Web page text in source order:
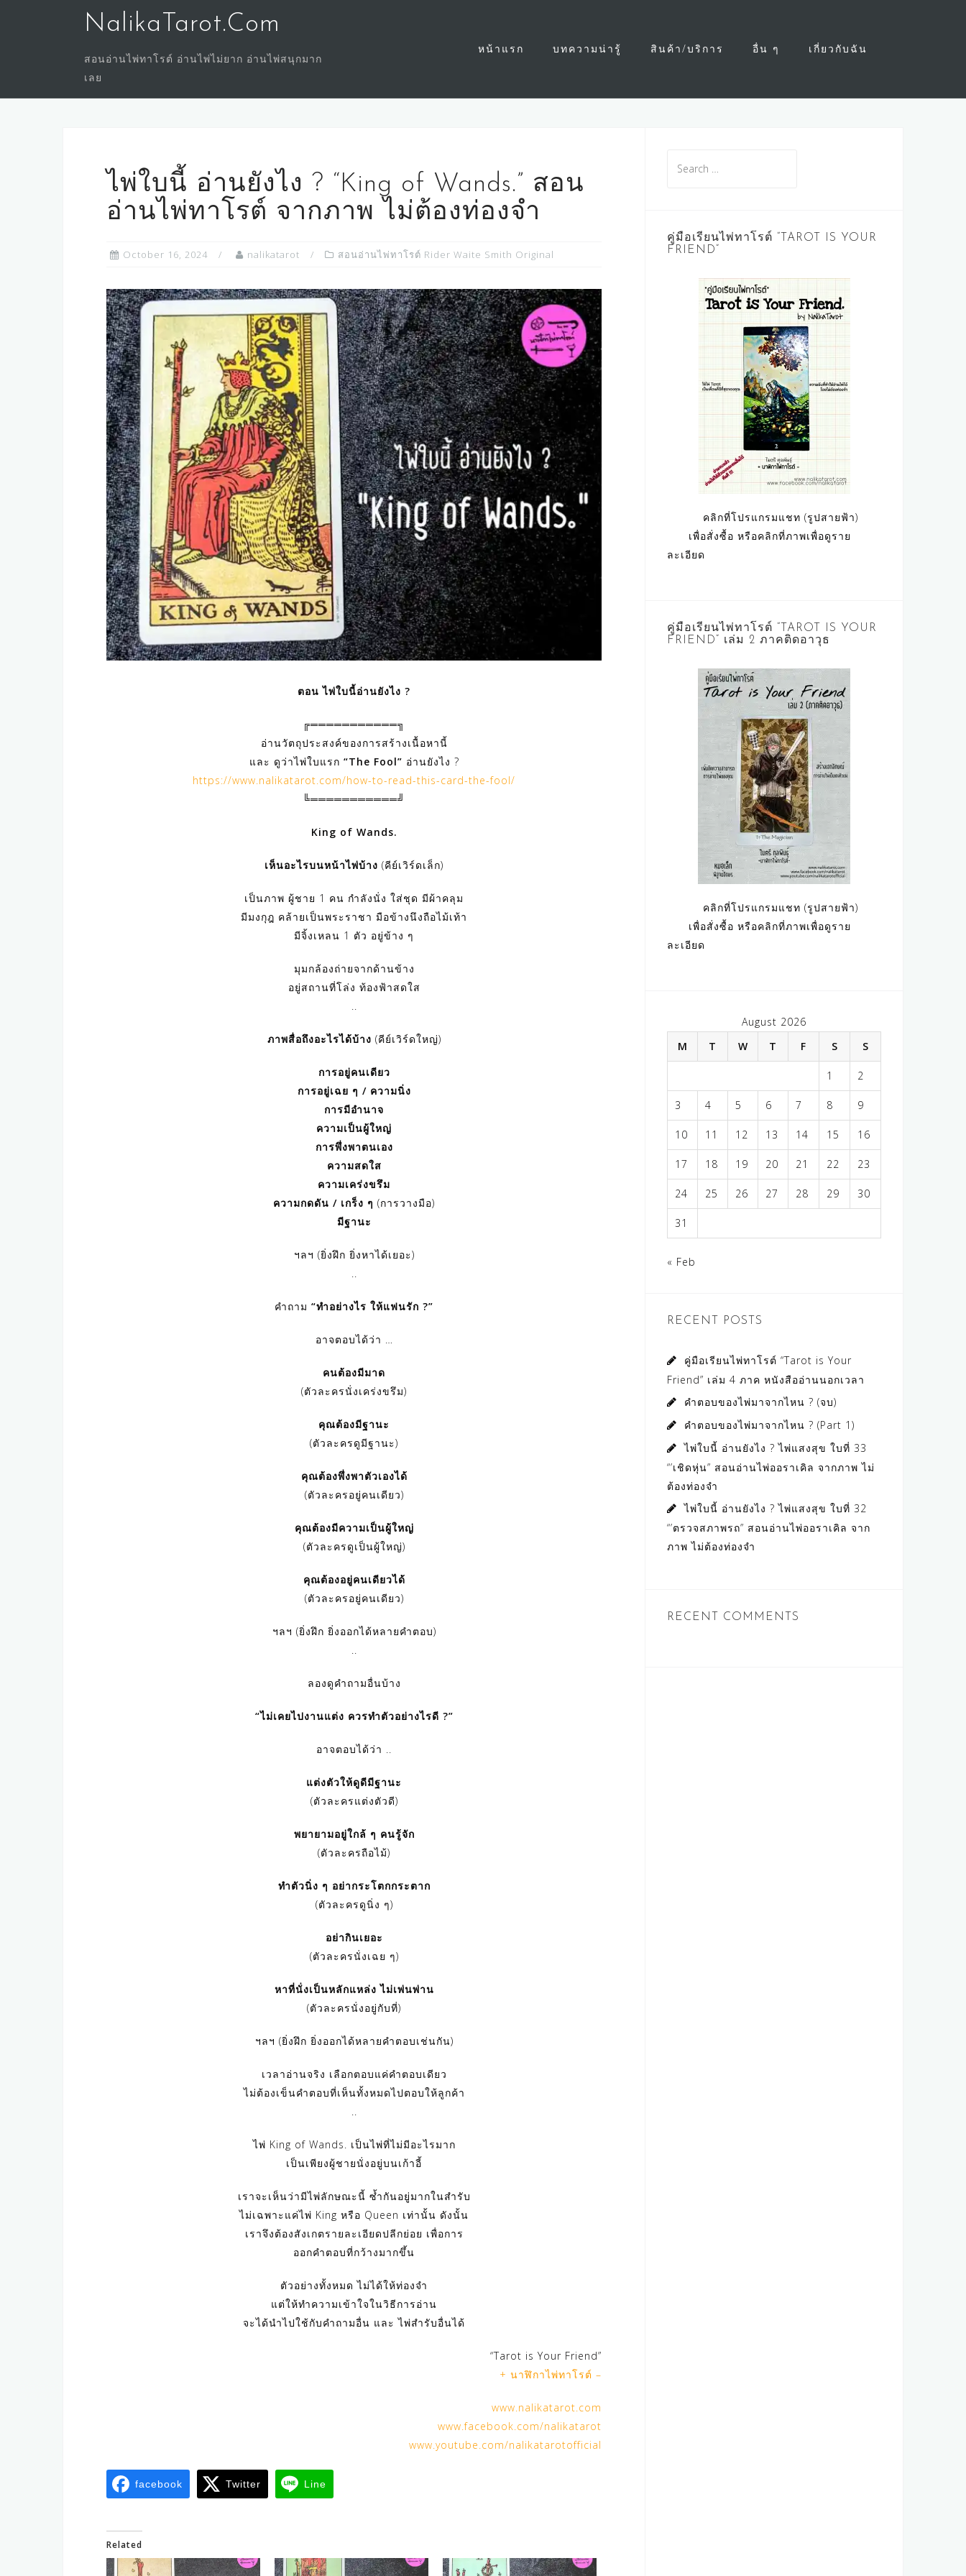
NalikaTarot.Com
สอนอ่านไพ่ทาโรต์ อ่านไพ่ไม่ยาก อ่านไพ่สนุกมาก
เลย
หน้าแรก บทความน่ารู้ สินค้า/บริการ อื่น ๆ เกี่ยวกับฉัน
ไพ่ใบนี้ อ่านยังไง ? “King of Wands.” สอน
อ่านไพ่ทาโรต์ จากภาพ ไม่ต้องท่องจำ
October 16, 2024 nalikatarot สอนอ่านไพ่ทาโรต์ Rider Waite Smith Original
ตอน ไพ่ใบนี้อ่านยังไง ?
╔═══════════╗
อ่านวัตถุประสงค์ของการสร้างเนื้อหานี้
และ ดูว่าไพ่ใบแรก “The Fool” อ่านยังไง ?
https://www.nalikatarot.com/how-to-read-this-card-the-fool/
╚═══════════╝
King of Wands.
เห็นอะไรบนหน้าไพ่บ้าง (คีย์เวิร์ดเล็ก)
เป็นภาพ ผู้ชาย 1 คน กำลังนั่ง ใส่ชุด มีผ้าคลุม
มีมงกุฎ คล้ายเป็นพระราชา มือข้างนึงถือไม้เท้า
มีจิ้งเหลน 1 ตัว อยู่ข้าง ๆ
มุมกล้องถ่ายจากด้านข้าง
อยู่สถานที่โล่ง ท้องฟ้าสดใส
ภาพสื่อถึงอะไรได้บ้าง (คีย์เวิร์ดใหญ่)
การอยู่คนเดียว
การอยู่เฉย ๆ / ความนิ่ง
การมีอำนาจ
ความเป็นผู้ใหญ่
การพึ่งพาตนเอง
ความสดใส
ความเคร่งขรึม
ความกดดัน / เกร็ง ๆ (การวางมือ)
มีฐานะ
ฯลฯ (ยิ่งฝึก ยิ่งหาได้เยอะ)
คำถาม “ทำอย่างไร ให้แฟนรัก ?”
อาจตอบได้ว่า …
คนต้องมีมาด
(ตัวละครนั่งเคร่งขรึม)
คุณต้องมีฐานะ
(ตัวละครดูมีฐานะ)
คุณต้องพึ่งพาตัวเองได้
(ตัวละครอยู่คนเดียว)
คุณต้องมีความเป็นผู้ใหญ่
(ตัวละครดูเป็นผู้ใหญ่)
คุณต้องอยู่คนเดียวได้
(ตัวละครอยู่คนเดียว)
ฯลฯ (ยิ่งฝึก ยิ่งออกได้หลายคำตอบ)
ลองดูคำถามอื่นบ้าง
“ไม่เคยไปงานแต่ง ควรทำตัวอย่างไรดี ?”
อาจตอบได้ว่า ..
แต่งตัวให้ดูดีมีฐานะ
(ตัวละครแต่งตัวดี)
พยายามอยู่ใกล้ ๆ คนรู้จัก
(ตัวละครถือไม้)
ทำตัวนิ่ง ๆ อย่ากระโตกกระตาก
(ตัวละครดูนิ่ง ๆ)
อย่ากินเยอะ
(ตัวละครนั่งเฉย ๆ)
หาที่นั่งเป็นหลักแหล่ง ไม่เพ่นพ่าน
(ตัวละครนั่งอยู่กับที่)
ฯลฯ (ยิ่งฝึก ยิ่งออกได้หลายคำตอบเช่นกัน)
เวลาอ่านจริง เลือกตอบแค่คำตอบเดียว
ไม่ต้องเข็นคำตอบที่เห็นทั้งหมดไปตอบให้ลูกค้า
ไพ่ King of Wands. เป็นไพ่ที่ไม่มีอะไรมาก
เป็นเพียงผู้ชายนั่งอยู่บนเก้าอี้
เราจะเห็นว่ามีไพ่ลักษณะนี้ ซ้ำกันอยู่มากในสำรับ
ไม่เฉพาะแค่ไพ่ King หรือ Queen เท่านั้น ดังนั้น
เราจึงต้องสังเกตรายละเอียดปลีกย่อย เพื่อการ
ออกคำตอบที่กว้างมากขึ้น
ตัวอย่างทั้งหมด ไม่ได้ให้ท่องจำ
แต่ให้ทำความเข้าใจในวิธีการอ่าน
จะได้นำไปใช้กับคำถามอื่น และ ไพ่สำรับอื่นได้
“Tarot is Your Friend”
+ นาฬิกาไพ่ทาโรต์ –
www.nalikatarot.com
www.facebook.com/nalikatarot
www.youtube.com/nalikatarotofficial
facebook Twitter Line
Related
for:
คู่มือเรียนไพ่ทาโรต์ “TAROT IS YOUR
FRIEND”
คลิกที่โปรแกรมแชท (รูปสายฟ้า)
เพื่อสั่งซื้อ หรือคลิกที่ภาพเพื่อดูราย
ละเอียด
คู่มือเรียนไพ่ทาโรต์ “TAROT IS YOUR
FRIEND” เล่ม 2 ภาคติดอาวุธ
คลิกที่โปรแกรมแชท (รูปสายฟ้า)
เพื่อสั่งซื้อ หรือคลิกที่ภาพเพื่อดูราย
ละเอียด
August 2026
M
T W T F S S
1 2
3 4 5 6 7 8 9
10 11 12 13 14 15 16
17 18 19 20 21 22 23
24 25 26 27 28 29 30
31
« Feb
RECENT POSTS
คู่มือเรียนไพ่ทาโรต์ “Tarot is Your
Friend” เล่ม 4 ภาค หนังสืออ่านนอกเวลา
คำตอบของไพ่มาจากไหน ? (จบ)
คำตอบของไพ่มาจากไหน ? (Part 1)
ไพ่ใบนี้ อ่านยังไง ? ไพ่แสงสุข ใบที่ 33
“’เชิดหุ่น” สอนอ่านไพ่ออราเคิล จากภาพ ไม่
ต้องท่องจำ
ไพ่ใบนี้ อ่านยังไง ? ไพ่แสงสุข ใบที่ 32
“’ตรวจสภาพรถ” สอนอ่านไพ่ออราเคิล จาก
ภาพ ไม่ต้องท่องจำ
RECENT COMMENTS